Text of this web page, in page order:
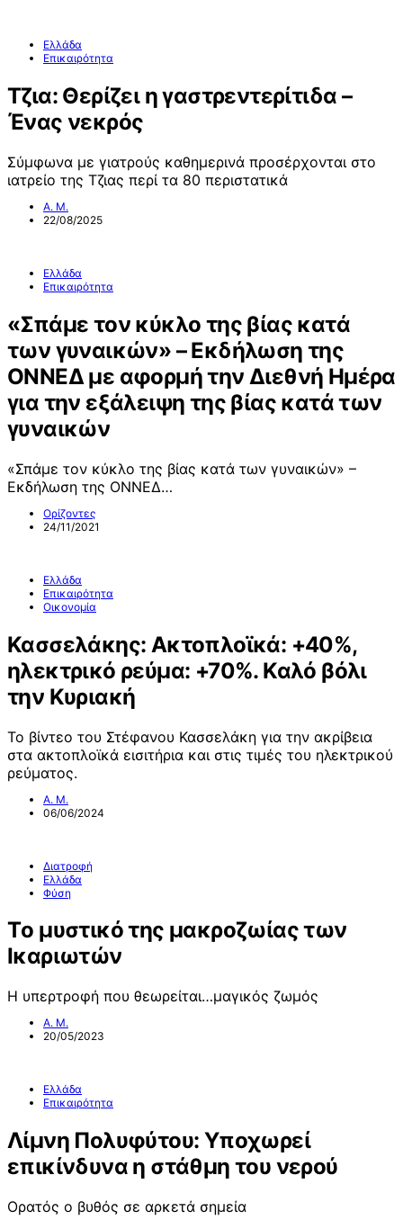
Ελλάδα
Επικαιρότητα
Τζια: Θερίζει η γαστρεντερίτιδα –
Ένας νεκρός
Σύμφωνα με γιατρούς καθημερινά προσέρχονται στο
ιατρείο της Τζιας περί τα 80 περιστατικά
Α. Μ.
22/08/2025
Ελλάδα
Επικαιρότητα
«Σπάμε τον κύκλο της βίας κατά
των γυναικών» – Εκδήλωση της
ΟΝΝΕΔ με αφορμή την Διεθνή Ημέρα
για την εξάλειψη της βίας κατά των
γυναικών
«Σπάμε τον κύκλο της βίας κατά των γυναικών» –
Εκδήλωση της ΟΝΝΕΔ…
Ορίζοντες
24/11/2021
Ελλάδα
Επικαιρότητα
Οικονομία
Κασσελάκης: Ακτοπλοϊκά: +40%,
ηλεκτρικό ρεύμα: +70%. Καλό βόλι
την Κυριακή
Το βίντεο του Στέφανου Κασσελάκη για την ακρίβεια
στα ακτοπλοϊκά εισιτήρια και στις τιμές του ηλεκτρικού
ρεύματος.
Α. Μ.
06/06/2024
Διατροφή
Ελλάδα
Φύση
Τo μυστικό της μακροζωίας των
Ικαριωτών
Η υπερτροφή που θεωρείται…μαγικός ζωμός
Α. Μ.
20/05/2023
Ελλάδα
Επικαιρότητα
Λίμνη Πολυφύτου: Υποχωρεί
επικίνδυνα η στάθμη του νερού
Ορατός ο βυθός σε αρκετά σημεία